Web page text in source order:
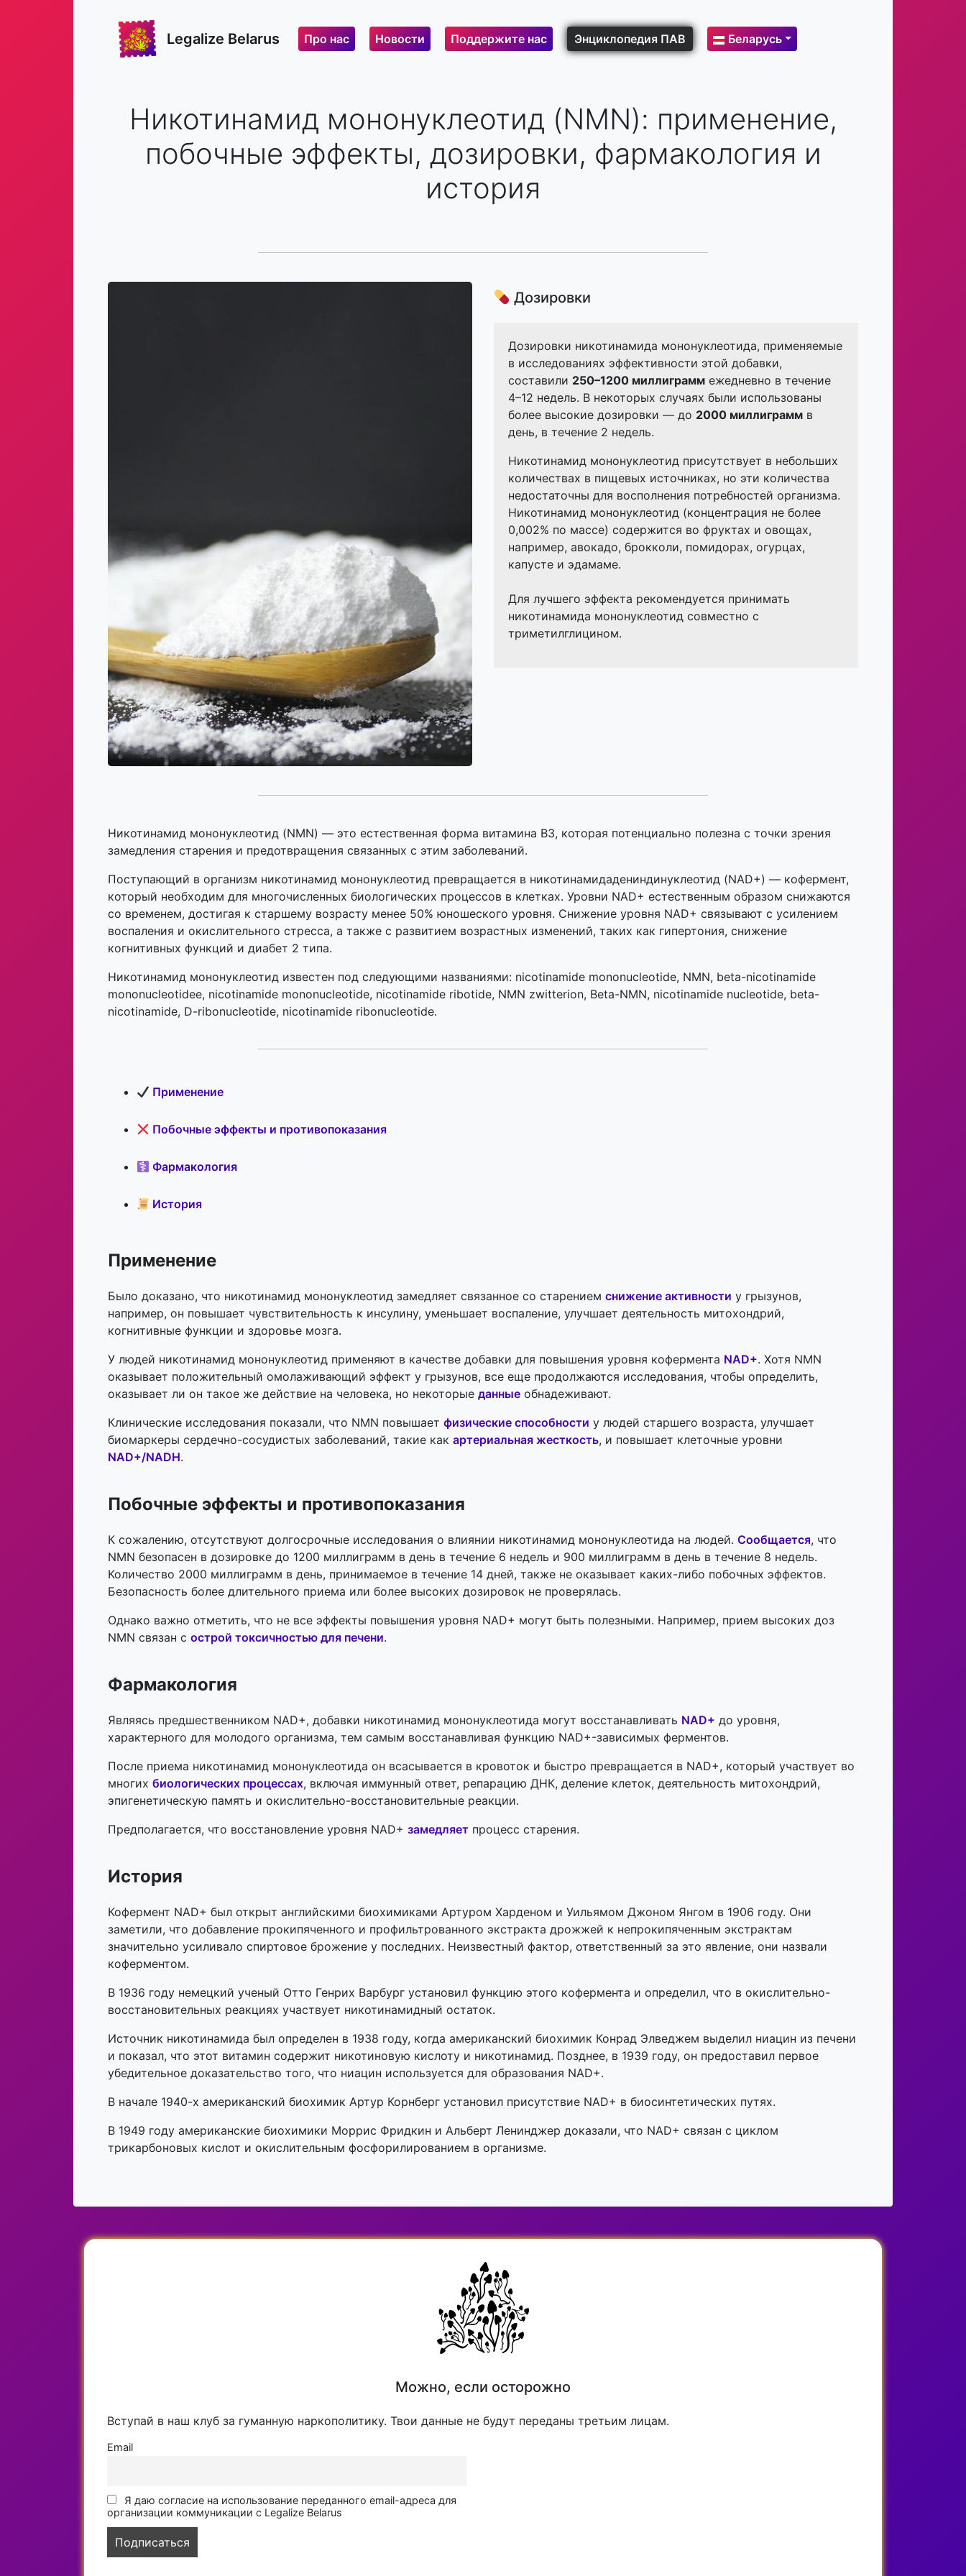
Legalize Belarus Про нас Новости Поддержите нас Энциклопедия ПАВ Беларусь
Никотинамид мононуклеотид (NMN): применение,
побочные эффекты, дозировки, фармакология и
история
Дозировки
Дозировки никотинамида мононуклеотида, применяемые
в исследованиях эффективности этой добавки,
составили 250–1200 миллиграмм ежедневно в течение
4–12 недель. В некоторых случаях были использованы
более высокие дозировки — до 2000 миллиграмм в
день, в течение 2 недель.
Никотинамид мононуклеотид присутствует в небольших
количествах в пищевых источниках, но эти количества
недостаточны для восполнения потребностей организма.
Никотинамид мононуклеотид (концентрация не более
0,002% по массе) содержится во фруктах и ​​овощах,
например, авокадо, брокколи, помидорах, огурцах,
капусте и эдамаме.
Для лучшего эффекта рекомендуется принимать
никотинамида мононуклеотид совместно с
триметилглицином.
Никотинамид мононуклеотид (NMN) — это естественная форма витамина B3, которая потенциально полезна с точки зрения
замедления старения и предотвращения связанных с этим заболеваний.
Поступающий в организм никотинамид мононуклеотид превращается в никотинамидадениндинуклеотид (NAD+) — кофермент,
который необходим для многочисленных биологических процессов в клетках. Уровни NAD+ естественным образом снижаются
со временем, достигая к старшему возрасту менее 50% юношеского уровня. Снижение уровня NAD+ связывают с усилением
воспаления и окислительного стресса, а также с развитием возрастных изменений, таких как гипертония, снижение
когнитивных функций и диабет 2 типа.
Никотинамид мононуклеотид известен под следующими названиями: nicotinamide mononucleotide, NMN, beta-nicotinamide
mononucleotidee, nicotinamide mononucleotide, nicotinamide ribotide, NMN zwitterion, Beta-NMN, nicotinamide nucleotide, beta-
nicotinamide, D-ribonucleotide, nicotinamide ribonucleotide.
Применение
Побочные эффекты и противопоказания
Фармакология
История
Применение
Было доказано, что никотинамид мононуклеотид замедляет связанное со старением снижение активности у грызунов,
например, он повышает чувствительность к инсулину, уменьшает воспаление, улучшает деятельность митохондрий,
когнитивные функции и здоровье мозга.
У людей никотинамид мононуклеотид применяют в качестве добавки для повышения уровня кофермента NAD+. Хотя NMN
оказывает положительный омолаживающий эффект у грызунов, все еще продолжаются исследования, чтобы определить,
оказывает ли он такое же действие на человека, но некоторые данные обнадеживают.
Клинические исследования показали, что NMN повышает физические способности у людей старшего возраста, улучшает
биомаркеры сердечно-сосудистых заболеваний, такие как артериальная жесткость, и повышает клеточные уровни
NAD+/NADH.
Побочные эффекты и противопоказания
К сожалению, отсутствуют долгосрочные исследования о влиянии никотинамид мононуклеотида на людей. Сообщается, что
NMN безопасен в дозировке до 1200 миллиграмм в день в течение 6 недель и 900 миллиграмм в день в течение 8 недель.
Количество 2000 миллиграмм в день, принимаемое в течение 14 дней, также не оказывает каких-либо побочных эффектов.
Безопасность более длительного приема или более высоких дозировок не проверялась.
Однако важно отметить, что не все эффекты повышения уровня NAD+ могут быть полезными. Например, прием высоких доз
NMN связан с острой токсичностью для печени.
Фармакология
Являясь предшественником NAD+, добавки никотинамид мононуклеотида могут восстанавливать NAD+ до уровня,
характерного для молодого организма, тем самым восстанавливая функцию NAD+-зависимых ферментов.
После приема никотинамид мононуклеотида он всасывается в кровоток и быстро превращается в NAD+, который участвует во
многих биологических процессах, включая иммунный ответ, репарацию ДНК, деление клеток, деятельность митохондрий,
эпигенетическую память и окислительно-восстановительные реакции.
Предполагается, что восстановление уровня NAD+ замедляет процесс старения.
История
Кофермент NAD+ был открыт английскими биохимиками Артуром Харденом и Уильямом Джоном Янгом в 1906 году. Они
заметили, что добавление прокипяченного и профильтрованного экстракта дрожжей к непрокипяченным экстрактам
значительно усиливало спиртовое брожение у последних. Неизвестный фактор, ответственный за это явление, они назвали
коферментом.
В 1936 году немецкий ученый Отто Генрих Варбург установил функцию этого кофермента и определил, что в окислительно-
восстановительных реакциях участвует никотинамидный остаток.
Источник никотинамида был определен в 1938 году, когда американский биохимик Конрад Элведжем выделил ниацин из печени
и показал, что этот витамин содержит никотиновую кислоту и никотинамид. Позднее, в 1939 году, он предоставил первое
убедительное доказательство того, что ниацин используется для образования NAD+.
В начале 1940-х американский биохимик Артур Корнберг установил присутствие NAD+ в биосинтетических путях.
В 1949 году американские биохимики Моррис Фридкин и Альберт Ленинджер доказали, что NAD+ связан с циклом
трикарбоновых кислот и окислительным фосфорилированием в организме.
Можно, если осторожно
Вступай в наш клуб за гуманную наркополитику. Твои данные не будут переданы третьим лицам.
Email
Я даю согласие на использование переданного email-адреса для
организации коммуникации с Legalize Belarus